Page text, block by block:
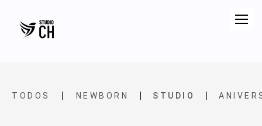
TODOS NEWBORN STUDIO